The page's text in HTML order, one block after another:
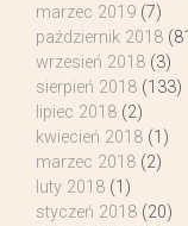
marzec 2019 (7)
październik 2018
wrzesień 2018 (3)
sierpień 2018 (133)
lipiec 2018 (2)
kwiecień 2018 (1)
marzec 2018 (2)
luty 2018 (1)
styczeń 2018 (20)